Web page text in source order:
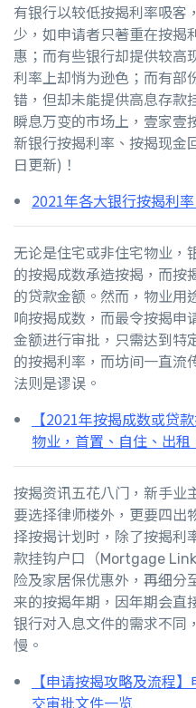
有银行以较低按揭利率吸客
少，如申请者只著重在按揭
惠；而有些银行却提供较高
利率上却悄为逊色；而有部
错，但却未能提供高息存
瞬息万变的市场上，壹家壹
新银行按揭利率、按揭现金
日更新)！
2021年各大银行按揭利
无论是住宅或非住宅物业，
的按揭成数承造按揭，而按
的贷款金额。然而，物业用
响按揭成数，而最令按揭申
金额进行审批，只需达到特
的按揭利率，而坊间一直流
法则是谬误。
【2021年按揭成数或贷
物业，首置、自住、出
按揭资讯五花八门，新手业
要选择律师楼外，更要四出
择按揭计划时，除了按揭利
款挂钩户口（Mortgage
险及家居保优惠外，再细分
来的按揭年期，因年期会直
银行对入息文件的需求不同
慢。
【申请按揭攻略及流程
交审批文件一览